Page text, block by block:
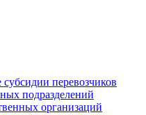
перевозчиков
подразделений
организаций